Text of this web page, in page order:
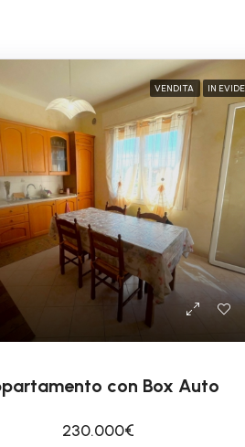
VENDITA IN
con Box Auto
230.000€